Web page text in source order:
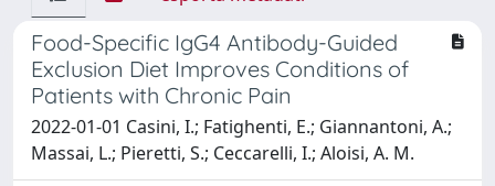
Food-Specific IgG4 Antibody-Guided
Exclusion Diet Improves Conditions of
Patients with Chronic Pain
2022-01-01 Casini, I.; Fatighenti, E.; Giannantoni, A.;
Massai, L.; Pieretti, S.; Ceccarelli, I.; Aloisi, A. M.